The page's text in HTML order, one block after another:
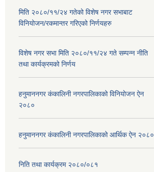
मिति २०८०/११/२४ गतेको विशेष नगर सभाबाट
विनियोजन/रकमान्तर गरिएको निर्णयहरु
विशेष नगर सभा मिति २०८०/११/२४ गते सम्पन्न नीति
तथा कार्यक्रमको निर्णय
हनुमाननगर कंकालिनी नगरपालिकाको विनियोजन ऐन
२०८०
हनुमाननगर कंकालिनी नगरपालिकाको आर्थिक ऐन २०८०
निति तथा कार्यक्रम २०८०/०८१